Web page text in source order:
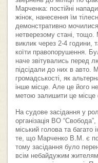
Марченка: постійні
жінок, нанесення їм
демонстративно
нетверезому стані,
виклик через 2-4
коїти правопорушення.
наче звітувались перед
підсідали до них в авто.
громадськості, як
інше місце. Але це його
метою залишити це місце
На судове засідання у
організація ВО
міський голова та багато
те, що Марченко В.М. є
тому засідання було
всім небайдужим